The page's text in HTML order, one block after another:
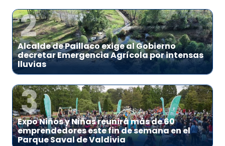
2
Alcalde de Paillaco exige al Gobierno
decretar Emergencia Agrícola por intensas
lluvias
3
Expo Niños y Niñas reunirá más de 60
emprendedores este fin de semana en el
Parque Saval de Valdivia